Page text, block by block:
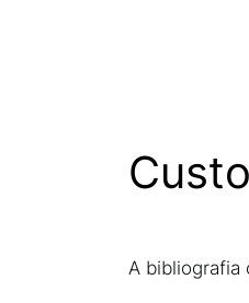
A bibliografia